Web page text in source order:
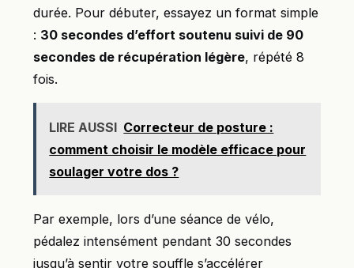
durée. Pour débuter, essayez un format simple
: 30 secondes d’effort soutenu suivi de 90
secondes de récupération légère, répété 8
fois.
LIRE AUSSI Correcteur de posture :
comment choisir le modèle efficace pour
soulager votre dos ?
Par exemple, lors d’une séance de vélo,
pédalez intensément pendant 30 secondes
jusqu’à sentir votre souffle s’accélérer